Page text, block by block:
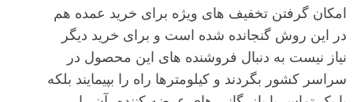
امکان گرفتن تخفیف های ویژه برای خرید عمده هم
در این روش گنجانده شده است و برای خرید دیگر
نیاز نیست به دنبال فروشنده های این محصول در
سراسر کشور بگردند و کیلومترها راه را بپیمایند بلکه